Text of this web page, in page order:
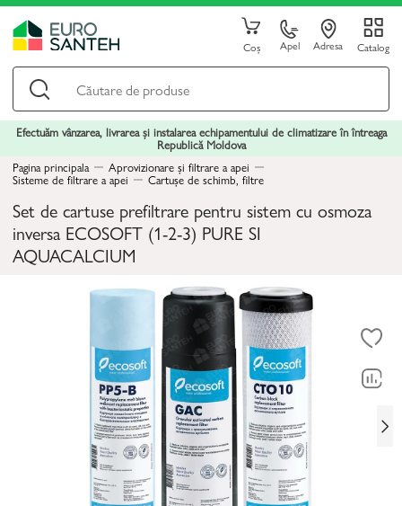
Coș Apel Adresa Catalog
Efectuăm vânzarea, livrarea și instalarea echipamentului de climatizare în întreaga
Republică Moldova
Pagina principala
Aprovizionare și filtrare a apei
Sisteme de filtrare a apei Cartușe de schimb, filtre
Set de cartuse prefiltrare pentru sistem cu osmoza
inversa ECOSOFT (1-2-3) PURE SI
AQUACALCIUM